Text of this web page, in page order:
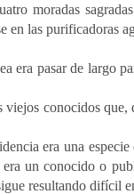
moradas
en las purificadoras
era pasar de largo
viejos conocidos
era una
un conocido o
resultando difícil